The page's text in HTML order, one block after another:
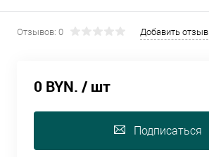
Отзывов: 0 Добавить отзыв
0 BYN. / шт
Подписаться